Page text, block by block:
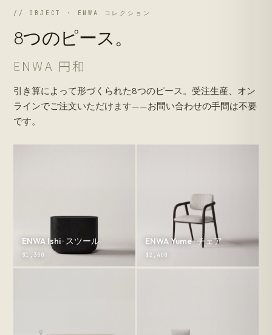
// OBJECT · ENWA コレクション
8つのピース。
ENWA 円和
引き算によって形づくられた8つのピース。受注生産、オン
ラインでご注文いただけます——お問い合わせの手間は不要
です。
ENWA Ishi · スツール
$1,300
ENWA Yume · チェア
$2,400